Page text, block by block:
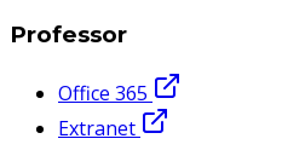
Professor
Office 365
Extranet